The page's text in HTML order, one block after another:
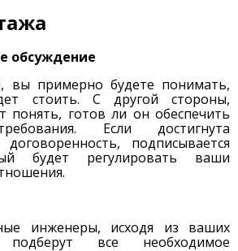
обсуждение
вы примерно будете понимать,
стоить. С другой стороны,
понять, готов ли он обеспечить
Если достигнута
договоренность, подписывается
будет регулировать ваши
инженеры, исходя из ваших
все необходимое